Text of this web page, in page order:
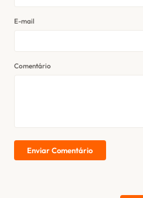
E-mail
Comentário
Enviar Comentário